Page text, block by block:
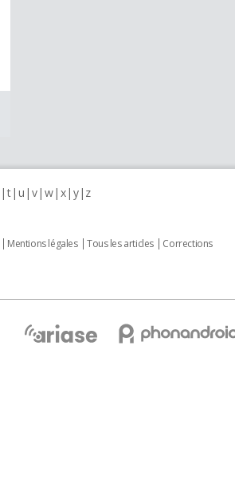
t u v w x y z
Mentions légales Tous les articles
Corrections